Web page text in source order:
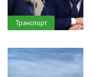
Транспорт